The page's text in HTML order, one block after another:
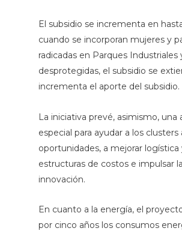
El subsidio se incrementa en
cuando se incorporan mujeres y
radicadas en Parques Industriales
desprotegidas, el subsidio se
incrementa el aporte del subsidio.
La iniciativa prevé, asimismo, una
especial para ayudar a los
oportunidades, a mejorar logística
estructuras de costos e impulsar
innovación.
En cuanto a la energía, el
por cinco años los consumos